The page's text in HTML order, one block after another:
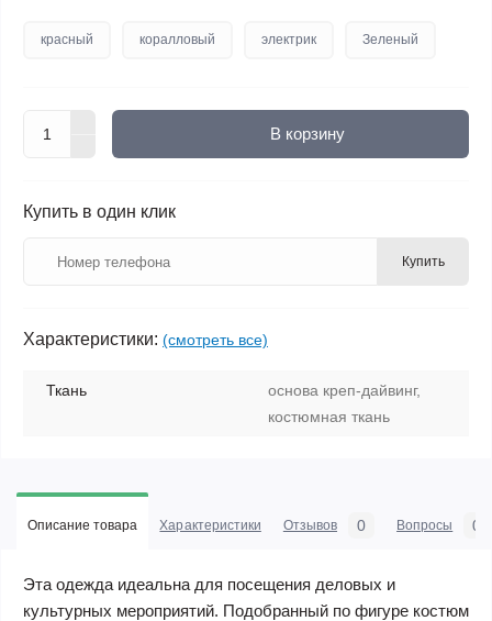
красный коралловый электрик Зеленый
В корзину
Купить в один клик
Купить
Характеристики: (смотреть все)
Ткань
основа креп-дайвинг,
костюмная ткань
Описание товара Характеристики Отзывов 0 Вопросы 0
Эта одежда идеальна для посещения деловых и
культурных мероприятий. Подобранный по фигуре костюм